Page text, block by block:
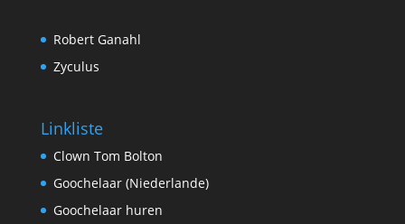
Robert Ganahl
Zyculus
Linkliste
Clown Tom Bolton
Goochelaar (Niederlande)
Goochelaar huren